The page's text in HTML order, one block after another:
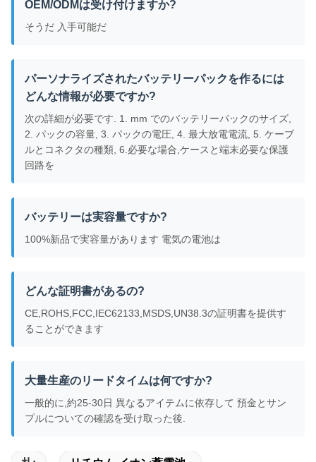
OEM/ODMは受け付けますか?
そうだ 入手可能だ
パーソナライズされたバッテリーパックを作るには
どんな情報が必要ですか?
次の詳細が必要です. 1. mm でのバッテリーパックのサイズ,
2. パックの容量, 3. パックの電圧, 4. 最大放電電流, 5. ケーブ
ルとコネクタの種類, 6.必要な場合,ケースと端末必要な保護
回路を
バッテリーは実容量ですか?
100%新品で実容量があります 電気の電池は
どんな証明書があるの?
CE,ROHS,FCC,IEC62133,MSDS,UN38.3の証明書を提供す
ることができます
大量生産のリードタイムは何ですか?
一般的に,約25-30日 異なるアイテムに依存して 預金とサン
プルについての確認を受け取った後.